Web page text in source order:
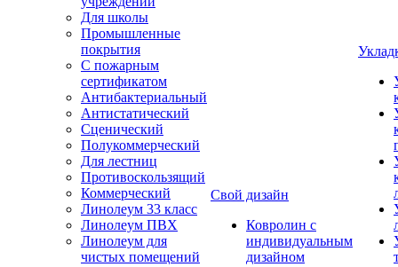
Для школы
Промышленные
покрытия
С пожарным
сертификатом
Антибактериальный
Антистатический
Сценический
Полукоммерческий
Для лестниц
Противоскользящий
Коммерческий
Линолеум 33 класс
Линолеум ПВХ
Линолеум для
чистых помещений
Свой дизайн
Ковролин с
индивидуальным
дизайном